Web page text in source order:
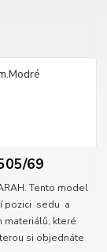
69
Tento model
pozici sedu a
materiálů, které
si objednáte